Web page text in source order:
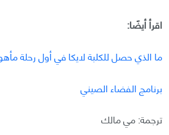
اقرأ أيضًا:
ما الذي حصل للكلبة لايكا في أول رحلة
برنامج الفضاء الصيني
ترجمة: مي مالك